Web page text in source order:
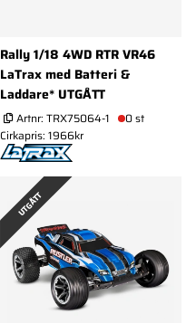
Rally 1/18 4WD RTR VR46
LaTrax med Batteri &
Laddare* UTGÅTT
Artnr: TRX75064-1
0 st
Cirkapris: 1966kr
UTGÅTT